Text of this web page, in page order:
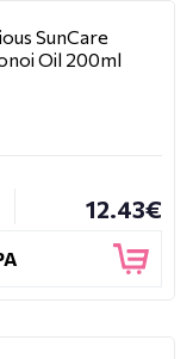
SunCare
Oil 200ml
12.43€